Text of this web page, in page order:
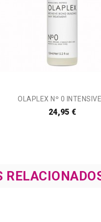
OLAPLEX Nº 0
24,95 €